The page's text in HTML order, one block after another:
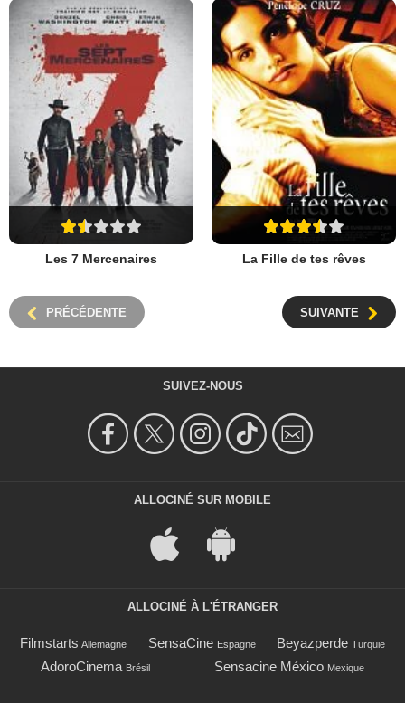
Les 7 Mercenaires La Fille de tes rêves
PRÉCÉDENTE SUIVANTE
SUIVEZ-NOUS
ALLOCINÉ SUR MOBILE
ALLOCINÉ À L'ÉTRANGER
Filmstarts Allemagne SensaCine Espagne Beyazperde Turquie
AdoroCinema Brésil Sensacine México Mexique